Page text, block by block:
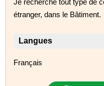
étranger, dans le Bâtiment.
Langues
Français